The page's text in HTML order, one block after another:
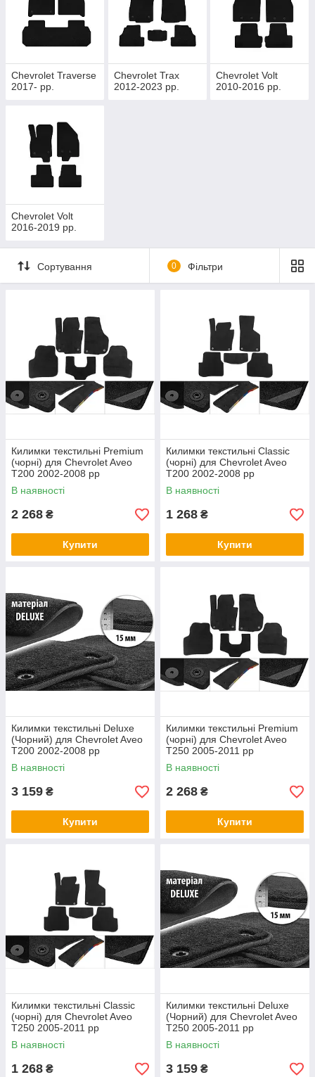
Chevrolet Traverse
2017- рр.
Chevrolet Trax
2012-2023 рр.
Chevrolet Volt
2010-2016 рр.
Chevrolet Volt
2016-2019 рр.
Сортування 0 Фільтри
Килимки текстильні Premium
(чорні) для Chevrolet Aveo
T200 2002-2008 рр
В наявності
2 268 ₴
Купити
Килимки текстильні Classic
(чорні) для Chevrolet Aveo
T200 2002-2008 рр
В наявності
1 268 ₴
Купити
Килимки текстильні Deluxe
(Чорний) для Chevrolet Aveo
T200 2002-2008 рр
В наявності
3 159 ₴
Купити
Килимки текстильні Premium
(чорні) для Chevrolet Aveo
T250 2005-2011 рр
В наявності
2 268 ₴
Купити
Килимки текстильні Classic
(чорні) для Chevrolet Aveo
T250 2005-2011 рр
В наявності
1 268 ₴
Килимки текстильні Deluxe
(Чорний) для Chevrolet Aveo
T250 2005-2011 рр
В наявності
3 159 ₴